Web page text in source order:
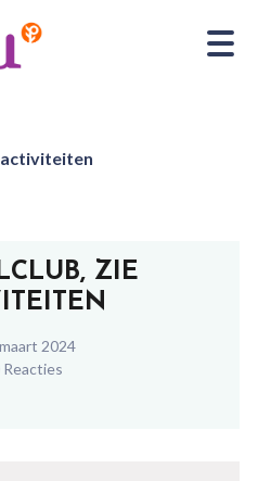
activiteiten
ZIE
2024
Reacties